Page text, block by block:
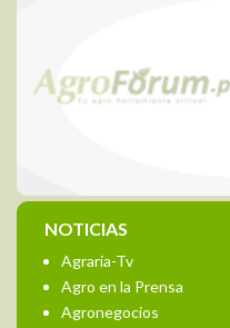
NOTICIAS
Agraria-Tv
Agro en la Prensa
Agronegocios